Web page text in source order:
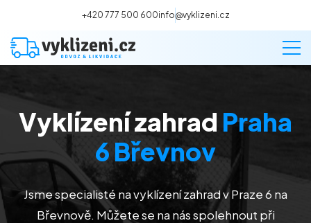
+420 777 500 600info@vyklizeni.cz
Vyklízení
Stěhování
Malování
Vyklízení zahrad Praha
6 Břevnov
Jsme specialisté na vyklízení zahrad v Praze 6 na
Břevnově. Můžete se na nás spolehnout při